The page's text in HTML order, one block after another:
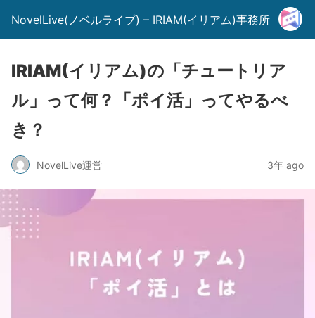
NovelLive(ノベルライブ) – IRIAM(イリアム)事務所
IRIAM(イリアム)の「チュートリア
ル」って何？「ポイ活」ってやるべ
き？
NovelLive運営 3年 ago